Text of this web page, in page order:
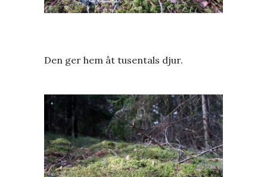
Den ger hem åt tusentals djur.